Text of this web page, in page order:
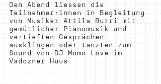
Den Abend liessen die
Teilnehmer:innen in Begleitung
von Musiker Attila Burri mit
gemütlicher Pianomusik und
vertieften Gesprächen
ausklingen oder tanzten zum
Sound von DJ Momo Love im
Vadozner Huus.